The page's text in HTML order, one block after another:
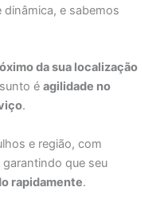
dinâmica, e sabemos
da sua localização
éagilidade no
.
e região, com
garantindo que seu
rapidamente.